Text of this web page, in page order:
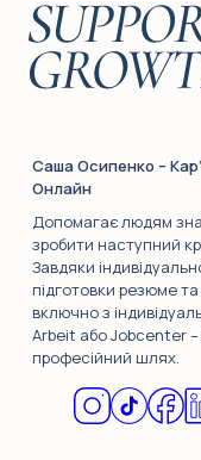
Саша Осипенко –
Онлайн
Допомагає людям
зробити наступний
Завдяки
підготовки резюме
включно з
Arbeit або Jobcenter –
професійний шлях.